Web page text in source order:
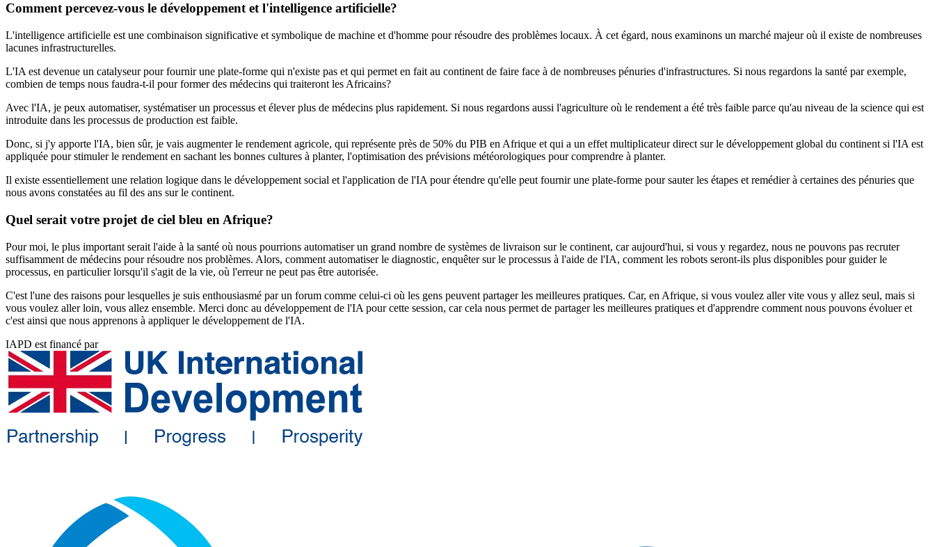
Comment percevez-vous le développement et l'intelligence artificielle?
L'intelligence artificielle est une combinaison significative et symbolique de machine et d'homme pour résoudre des problèmes locaux. À cet égard, nous examinons un marché majeur où il existe de nombreuses
lacunes infrastructurelles.
L'IA est devenue un catalyseur pour fournir une plate-forme qui n'existe pas et qui permet en fait au continent de faire face à de nombreuses pénuries d'infrastructures. Si nous regardons la santé par exemple,
combien de temps nous faudra-t-il pour former des médecins qui traiteront les Africains?
Avec l'IA, je peux automatiser, systématiser un processus et élever plus de médecins plus rapidement. Si nous regardons aussi l'agriculture où le rendement a été très faible parce qu'au niveau de la science qui est
introduite dans les processus de production est faible.
Donc, si j'y apporte l'IA, bien sûr, je vais augmenter le rendement agricole, qui représente près de 50% du PIB en Afrique et qui a un effet multiplicateur direct sur le développement global du continent si l'IA est
appliquée pour stimuler le rendement en sachant les bonnes cultures à planter, l'optimisation des prévisions météorologiques pour comprendre à planter.
Il existe essentiellement une relation logique dans le développement social et l'application de l'IA pour étendre qu'elle peut fournir une plate-forme pour sauter les étapes et remédier à certaines des pénuries que
nous avons constatées au fil des ans sur le continent.
Quel serait votre projet de ciel bleu en Afrique?
Pour moi, le plus important serait l'aide à la santé où nous pourrions automatiser un grand nombre de systèmes de livraison sur le continent, car aujourd'hui, si vous y regardez, nous ne pouvons pas recruter
suffisamment de médecins pour résoudre nos problèmes. Alors, comment automatiser le diagnostic, enquêter sur le processus à l'aide de l'IA, comment les robots seront-ils plus disponibles pour guider le
processus, en particulier lorsqu'il s'agit de la vie, où l'erreur ne peut pas être autorisée.
C'est l'une des raisons pour lesquelles je suis enthousiasmé par un forum comme celui-ci où les gens peuvent partager les meilleures pratiques. Car, en Afrique, si vous voulez aller vite vous y allez seul, mais si
vous voulez aller loin, vous allez ensemble. Merci donc au développement de l'IA pour cette session, car cela nous permet de partager les meilleures pratiques et d'apprendre comment nous pouvons évoluer et
c'est ainsi que nous apprenons à appliquer le développement de l'IA.
IAPD est financé par